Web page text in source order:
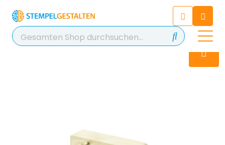
Chatten Sie 24/7 mit unserem
hilfreichen Chatbot
Kontakt
+49 2038 0480 403